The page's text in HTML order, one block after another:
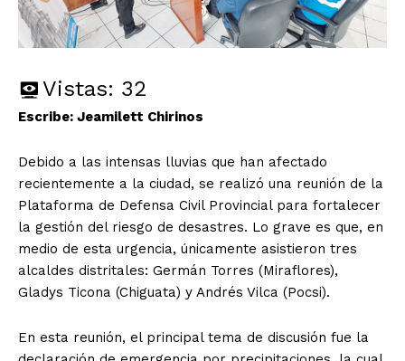
Vistas: 32
Escribe: Jeamilett Chirinos
Debido a las intensas lluvias que han afectado
recientemente a la ciudad, se realizó una reunión de la
Plataforma de Defensa Civil Provincial para fortalecer
la gestión del riesgo de desastres. Lo grave es que, en
medio de esta urgencia, únicamente asistieron tres
alcaldes distritales: Germán Torres (Miraflores),
Gladys Ticona (Chiguata) y Andrés Vilca (Pocsi).
En esta reunión, el principal tema de discusión fue la